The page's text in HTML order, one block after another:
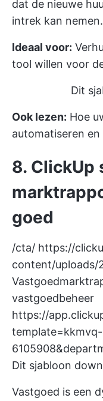
dat de nieuwe
intrek kan nemen.
Ideaal voor:
tool willen voor
Dit
Ook lezen: Hoe
automatiseren
8. ClickUp
goed
/cta/ https://
content/uploads/
vastgoedbeheer
https://
template=kkmvq-
Dit sjabloon
Vastgoed is een